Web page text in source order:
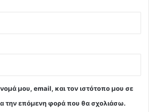
μου, email, και τον ιστότοπο μου σε
την επόμενη φορά που θα σχολιάσω.